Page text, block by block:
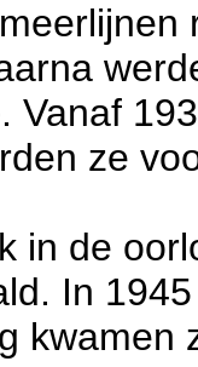
Vanaf
ze
in de
In
kwamen